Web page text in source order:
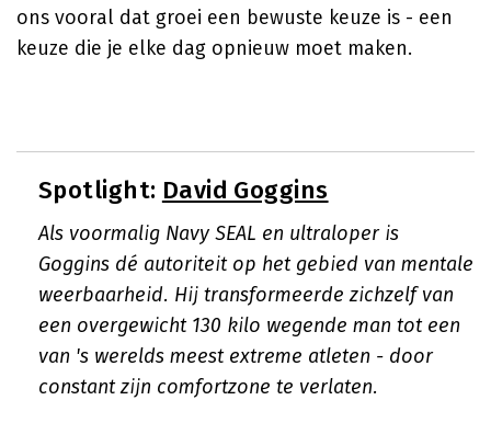
ons vooral dat groei een bewuste keuze is - een
keuze die je elke dag opnieuw moet maken.
Spotlight: David Goggins
Als voormalig Navy SEAL en ultraloper is
Goggins dé autoriteit op het gebied van mentale
weerbaarheid. Hij transformeerde zichzelf van
een overgewicht 130 kilo wegende man tot een
van 's werelds meest extreme atleten - door
constant zijn comfortzone te verlaten.